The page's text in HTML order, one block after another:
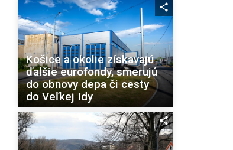
Košice a okolie získavajú
ďalšie eurofondy, smerujú
do obnovy depa či cesty
do Veľkej Idy